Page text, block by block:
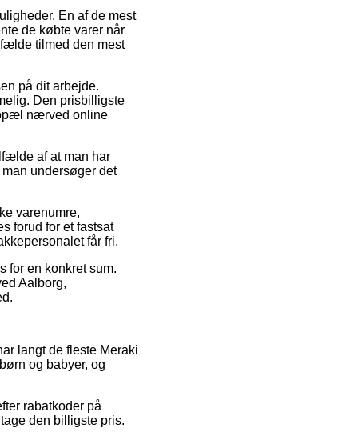
En af de mest
de købte varer når
tilmed den mest
på dit arbejde.
Den prisbilligste
nærved online
af at man har
undersøger det
varenumre,
forud for et fastsat
får fri.
for en konkret sum.
Aalborg,
langt de fleste Meraki
og babyer, og
rabatkoder på
den billigste pris.